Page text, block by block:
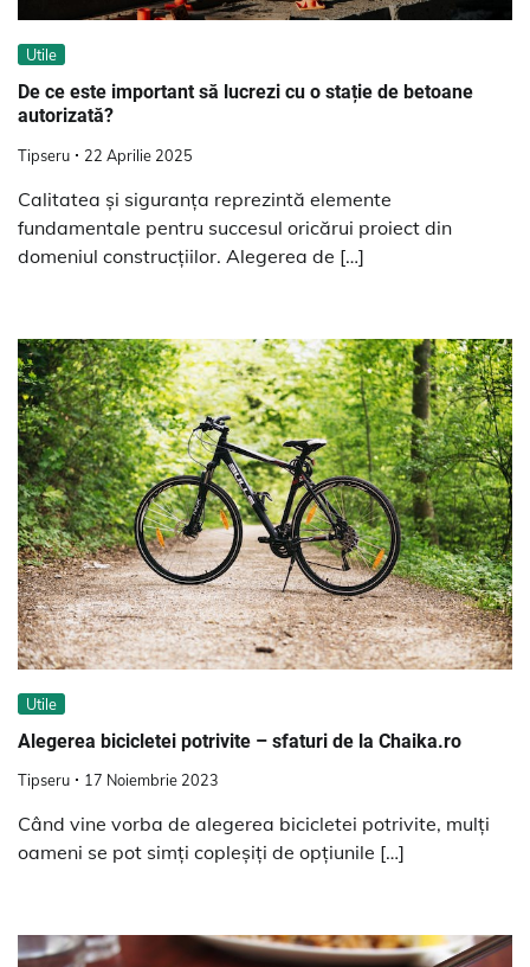
Utile
De ce este important să lucrezi cu o stație de betoane
autorizată?
Tipseru 22 Aprilie 2025
Calitatea și siguranța reprezintă elemente
fundamentale pentru succesul oricărui proiect din
domeniul construcțiilor. Alegerea de […]
Utile
Alegerea bicicletei potrivite – sfaturi de la Chaika.ro
Tipseru 17 Noiembrie 2023
Când vine vorba de alegerea bicicletei potrivite, mulți
oameni se pot simți copleșiți de opțiunile […]